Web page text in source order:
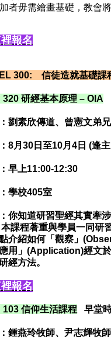
者毋需繪畫基礎，教會
報名
300: 信徒造就基礎課
320 研經基本原理 – OIA
劉素欣傳道、曾憲文弟兄
8月30日至10月4日 (逢
早上11:00-12:30
學校405室
你知道研習聖經其實牽
本課程著重與學員一同研
介紹如何「觀察」
用」(Application)經文
經方法。
報名
103 信仰生活課程 早堂
鍾燕玲牧師、尹志輝牧